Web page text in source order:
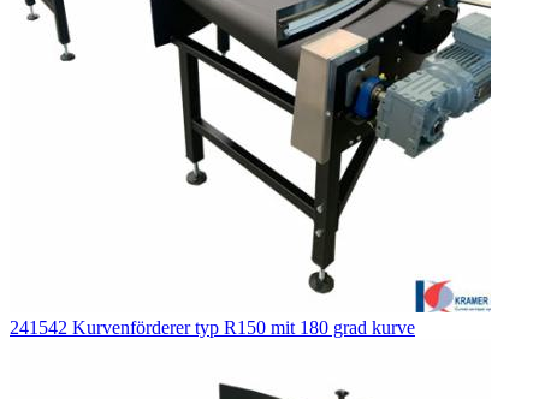
241542 Kurvenförderer typ R150 mit 180 grad kurve